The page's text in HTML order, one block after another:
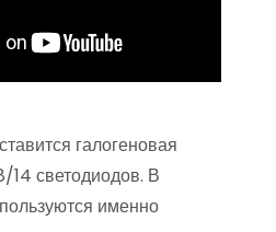
галогеновая
светодиодов. В
именно